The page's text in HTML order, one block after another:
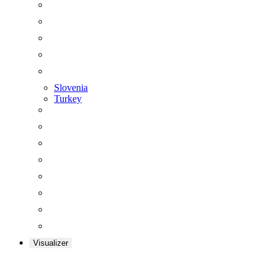
Slovenia
Turkey
Visualizer